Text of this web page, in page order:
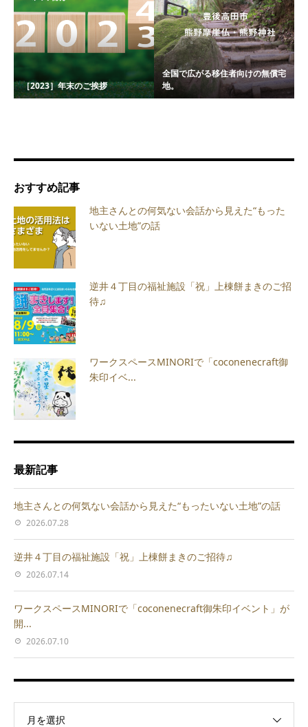
［2023］年末のご挨拶
全国で広がる移住者向けの無償宅
地。
おすすめ記事
地主さんとの何気ない会話から見えた“もった
いない土地”の話
逆井４丁目の福祉施設「祝」上棟餅まきのご招
待♫
ワークスペースMINORIで「coconenecraft御
朱印イベ...
最新記事
地主さんとの何気ない会話から見えた“もったいない土地”の話
2026.07.28
逆井４丁目の福祉施設「祝」上棟餅まきのご招待♫
2026.07.14
ワークスペースMINORIで「coconenecraft御朱印イベント」が
開...
2026.07.10
月を選択